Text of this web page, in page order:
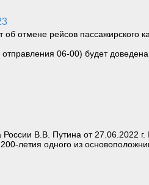
отмене рейсов пассажирского
06-00) будет доведена
В.В. Путина от 27.06.2022
летия одного из